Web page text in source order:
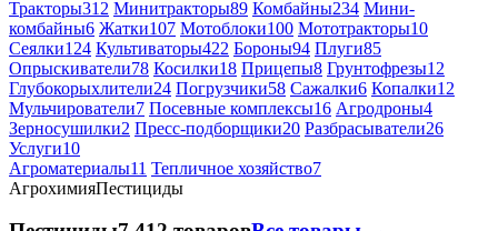
Тракторы312 Минитракторы89 Комбайны234 Мини-
комбайны6 Жатки107 Мотоблоки100 Мототракторы10
Сеялки124 Культиваторы422 Бороны94 Плуги85
Опрыскиватели78 Косилки18 Прицепы8 Грунтофрезы12
Глубокорыхлители24 Погрузчики58 Сажалки6 Копалки12
Мульчирователи7 Посевные комплексы16 Агродроны4
Зерносушилки2 Пресс-подборщики20 Разбрасыватели26
Услуги10
Агроматериалы11 Тепличное хозяйство7
АгрохимияПестициды